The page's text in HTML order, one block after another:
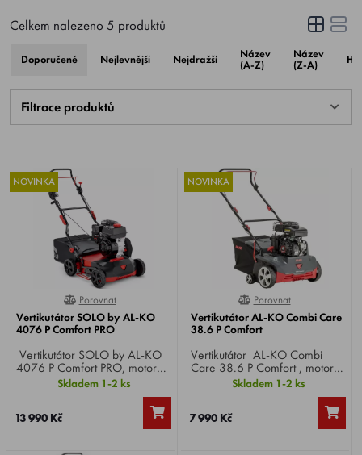
Celkem nalezeno 5 produktů
Doporučené Nejlevnější Nejdražší
Název
(A-Z)
Název
(Z-A)
Filtrace produktů
NOVINKA
0%
Porovnat
Vertikutátor SOLO by AL-KO
4076 P Comfort PRO
Vertikutátor SOLO by AL-KO
4076 P Comfort PRO, motor
AL-KO, 4-takt, záběr 40 cm,
podvozek ocel, nastavení
výšky 5 poloh centrálně, 32
ocelových, oscilujících nožů,
koš 50 litrů, hmotnost 45 kg.
Skladem 1-2 ks
13 990 Kč
NOVINKA
0%
Porovnat
Vertikutátor AL-KO Combi Care
38.6 P Comfort
Vertikutátor AL-KO Combi
Care 38.6 P Comfort , motor
AL-KO, 4-takt, záběr 38 cm,
podvozek plast, nastavení
vyměnitelné válce, koš,
Skladem 1-2 ks
7 990 Kč